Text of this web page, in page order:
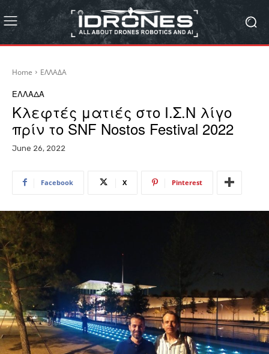
Home ΕΛΛΑΔΑ
ΕΛΛΑΔΑ
Κλεφτές ματιές στο Ι.Σ.Ν λίγο
πρίν το SNF Nostos Festival 2022
June 26, 2022
Facebook X Pinterest